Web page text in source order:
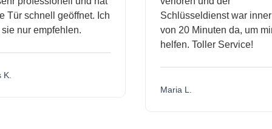
schnell geöffnet. Ich
nur empfehlen.
Schlüsseldienst war
von 20 Minuten da, um mir
helfen. Toller Service!
Maria L.